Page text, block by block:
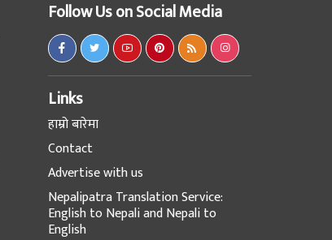
Follow Us on Social Media
Links
हाम्रो बारेमा
Contact
Advertise with us
Nepalipatra Translation Service:
English to Nepali and Nepali to
English